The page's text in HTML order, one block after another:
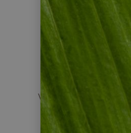
Beratung
Wir beraten Sie